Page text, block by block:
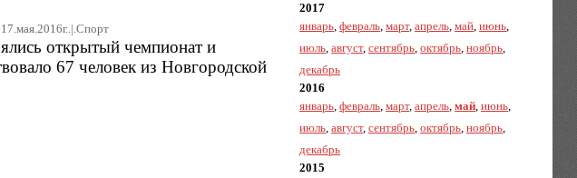
17.мая.2016г..|.Спорт
открытый чемпионат и
67 человек из Новгородской
2017
январь,февраль,март,апрель,май,июнь,
июль,август,сентябрь,октябрь,ноябрь,
декабрь
2016
январь,февраль,март,апрель,май,июнь,
июль,август,сентябрь,октябрь,ноябрь,
декабрь
2015